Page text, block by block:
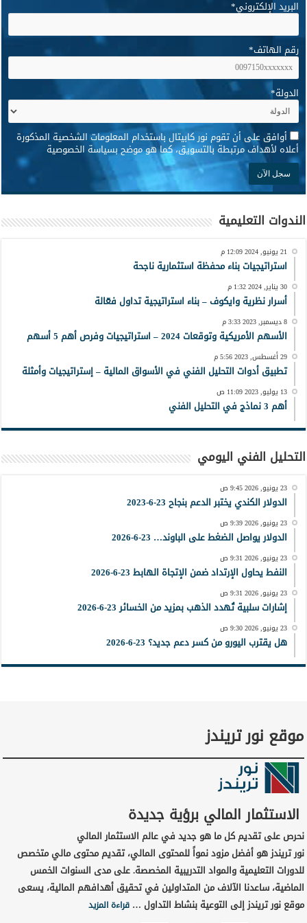
البريد الإلكتروني*
رقم الهاتف*
الدولة*
* أوافق على أن تقوم نور كابيتال باستخدام المعلومات الشخصية المذكورة
أعلاه لأهداف مرتبطة بالتسويق، كما هو موضح بسياسة الخصوصية
الندوات التعليمية
21 يونيو, 2024 12:09 م
استراتيجيات بناء محفظة استثمارية ناجحة
30 يناير, 2024 1:32 م
أسرار نظرية وايكوف – بناء استراتيجية تداول فعّالة
8 ديسمبر, 2023 3:33 م
الأسهم الأمريكية وتوقعات 2024 – استراتيجيات وفرص أهم 5 أسهم
29 أغسطس, 2023 5:56 م
تطبيق أدوات التحليل الفني في الأسواق المالية – إستراتيجيات وأمثلة
13 يوليو, 2023 11:09 ص
أهم 3 نماذج في التحليل الفني
التحليل الفني اليومي
23 يونيو, 2026 9:45 ص
الدولار الكندي يختبر الدعم بنجاح 23-6-2023
23 يونيو, 2026 9:39 ص
الدولار يواصل الضغط على الباوند… 23-6-2026
23 يونيو, 2026 9:31 ص
النفط يحاول الإرتداد ضمن الإتجاة الهابط 23-6-2026
23 يونيو, 2026 9:31 ص
إشارات سلبية تُهدد الذهب بمزيد من الخسائر 23-6-2026
23 يونيو, 2026 9:30 ص
هل يقترب اليورو من كسر دعم جديد؟ 23-6-2026
موقع نور تريندز
الاستثمار المالي برؤية جديدة
نحرص على تقديم كل ما هو جديد في عالم الاستثمار المالي
نور تريندز هو أفضل مزود نمواً للمحتوى المالي، تقديم محتوى مالي متخصص
للدورات التعليمية والمواد التدريبية المخصصة. على مدى السنوات الخمس
الماضية، ساعدنا الآلاف من المتداولين في تحقيق أهدافهم المالية، يسعى
موقع نور تريندز إلى التوعية بنشاط التداول …قراءة المزيد